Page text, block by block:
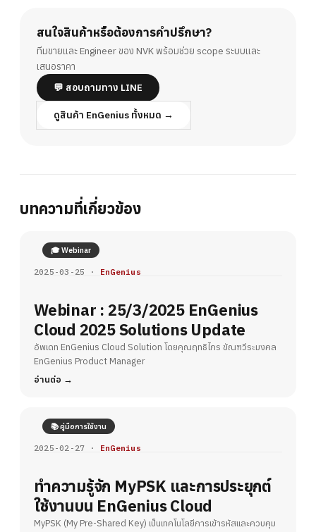
สนใจสินค้าหรือต้องการคำปรึกษา?
ทีมขายและ Engineer ของ NVK พร้อมช่วย scope ระบบและ
เสนอราคา
💬 สอบถามทาง LINE
ดูสินค้า EnGenius ทั้งหมด →
บทความที่เกี่ยวข้อง
🎓 Webinar
2025-03-25 · EnGenius
Webinar : 25/3/2025 EnGenius
Cloud 2025 Solutions Update
อัพเดท EnGenius Cloud Solution โดยคุณฤทธิไกร ขัณฑวีระมงคล
EnGenius Product Manager
อ่านต่อ
📚 คู่มือการใช้งาน
2025-02-27 · EnGenius
ทำความรู้จัก MyPSK และการประยุกต์
ใช้งานบน EnGenius Cloud
MyPSK (My Pre-Shared Key) เป็นเทคโนโลยีการเข้ารหัสและควบคุม